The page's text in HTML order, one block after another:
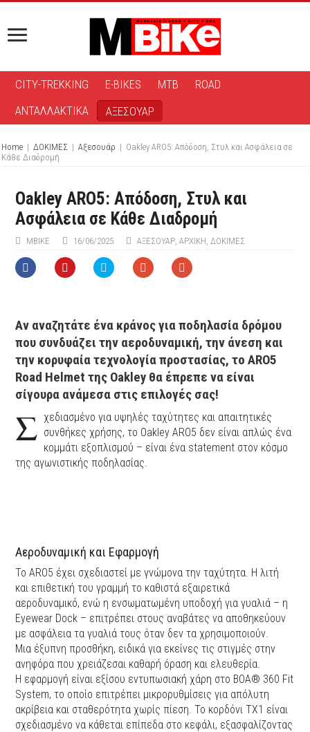
CITY-TREKKING E-BIKES MTB
ROAD
ΑΝΤΑΛΛΑΚΤΙΚΑ
ΑΞΕΣΟΥΑΡ
Home | ΔΟΚΙΜΕΣ | Αξεσουάρ | Oakley ARO5: Απόδοση, Στυλ και Ασφάλεια σε
Κάθε Διαδρομή
Oakley ARO5: Απόδοση, Στυλ και
Ασφάλεια σε Κάθε Διαδρομή
ΜΒIKE 16/06/2025 ΑΞΕΣΟΥΆΡ ,ΑΡΧΙΚΉ ΔΟΚΙΜΕΣ
Αν αναζητάτε ένα κράνος για ποδηλασία δρόμου
που συνδυάζει την αεροδυναμική, την άνεση και
την κορυφαία τεχνολογία προστασίας, το ARO5
Road Helmet της Oakley θα έπρεπε να είναι
σίγουρα ανάμεσα στις επιλογές σας!
Σ χεδιασμένο για υψηλές ταχύτητες και απαιτητικές
συνθήκες χρήσης, το Oakley ARO5 δεν είναι απλώς ένα
κομμάτι εξοπλισμού – είναι ένα statement στον κόσμο
της αγωνιστικής ποδηλασίας.
Αεροδυναμική και Εφαρμογή
Το ARO5 έχει σχεδιαστεί με γνώμονα την ταχύτητα. Η λιτή
και επιθετική του γραμμή το καθιστά εξαιρετικά
αεροδυναμικό, ενώ η ενσωματωμένη υποδοχή για γυαλιά – η
Eyewear Dock – επιτρέπει στους αναβάτες να αποθηκεύουν
με ασφάλεια τα γυαλιά τους όταν δεν τα χρησιμοποιούν.
Μια έξυπνη προσθήκη, ειδικά για εκείνες τις στιγμές στην
ανηφόρα που χρειάζεσαι καθαρή όραση και ελευθερία.
Η εφαρμογή είναι εξίσου εντυπωσιακή χάρη στο BOA® 360 Fit
System, το οποίο επιτρέπει μικρορυθμίσεις για απόλυτη
ακρίβεια και σταθερότητα χωρίς πίεση. Το κορδόνι TX1 είναι
σχεδιασμένο να κάθεται επίπεδα στο κεφάλι, εξασφαλίζοντας